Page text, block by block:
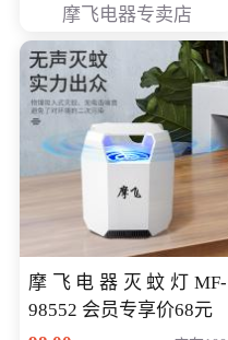
摩飞电器专卖店
摩飞电器灭蚊灯MF-
98552 会员专享价68元